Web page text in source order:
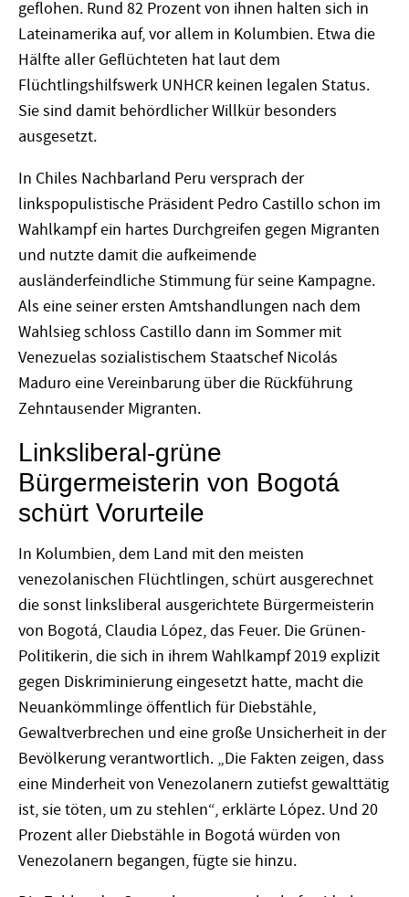
geflohen. Rund 82 Prozent von ihnen halten sich in
Lateinamerika auf, vor allem in Kolumbien. Etwa die
Hälfte aller Geflüchteten hat laut dem
Flüchtlingshilfswerk UNHCR keinen legalen Status.
Sie sind damit behördlicher Willkür besonders
ausgesetzt.
In Chiles Nachbarland Peru versprach der
linkspopulistische Präsident Pedro Castillo schon im
Wahlkampf ein hartes Durchgreifen gegen Migranten
und nutzte damit die aufkeimende
ausländerfeindliche Stimmung für seine Kampagne.
Als eine seiner ersten Amtshandlungen nach dem
Wahlsieg schloss Castillo dann im Sommer mit
Venezuelas sozialistischem Staatschef Nicolás
Maduro eine Vereinbarung über die Rückführung
Zehntausender Migranten.
Linksliberal-grüne
Bürgermeisterin von Bogotá
schürt Vorurteile
In Kolumbien, dem Land mit den meisten
venezolanischen Flüchtlingen, schürt ausgerechnet
die sonst linksliberal ausgerichtete Bürgermeisterin
von Bogotá, Claudia López, das Feuer. Die Grünen-
Politikerin, die sich in ihrem Wahlkampf 2019 explizit
gegen Diskriminierung eingesetzt hatte, macht die
Neuankömmlinge öffentlich für Diebstähle,
Gewaltverbrechen und eine große Unsicherheit in der
Bevölkerung verantwortlich. „Die Fakten zeigen, dass
eine Minderheit von Venezolanern zutiefst gewalttätig
ist, sie töten, um zu stehlen“, erklärte López. Und 20
Prozent aller Diebstähle in Bogotá würden von
Venezolanern begangen, fügte sie hinzu.